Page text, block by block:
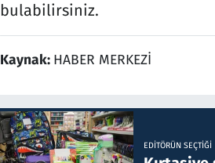
bulabilirsiniz.
Kaynak: HABER MERKEZİ
EDITÖRÜN SEÇTIĞI